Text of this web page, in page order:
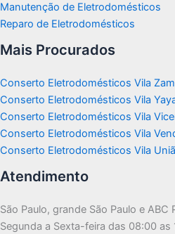
Manutenção de Eletrodomésticos
Reparo de Eletrodomésticos
Mais Procurados
Conserto Eletrodomésticos Vila
Conserto Eletrodomésticos Vila
Conserto Eletrodomésticos Vila
Conserto Eletrodomésticos Vila
Conserto Eletrodomésticos Vila
Atendimento
São Paulo, grande São Paulo e ABC
Segunda a Sexta-feira das 08:00